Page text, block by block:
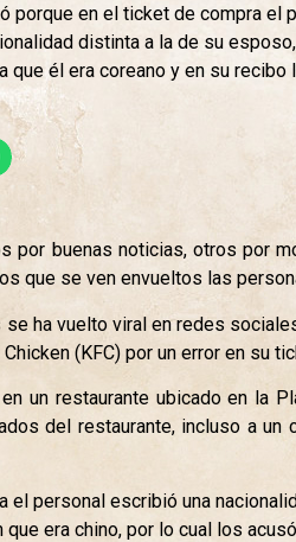
porque en el ticket de compra el
distinta a la de su
que él era coreano y en su recibo
por buenas noticias, otros por
que se ven envueltos las
ha vuelto viral en redes
(KFC) por un error en su
un restaurante ubicado en la
del restaurante, incluso a un
el personal escribió una
era chino, por lo cual los